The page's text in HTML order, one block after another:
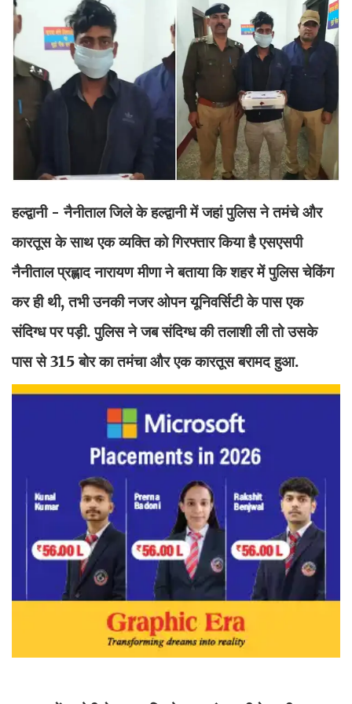
हल्द्वानी - नैनीताल जिले के हल्द्वानी में जहां पुलिस ने तमंचे और
कारतूस के साथ एक व्यक्ति को गिरफ्तार किया है एसएसपी
नैनीताल प्रह्लाद नारायण मीणा ने बताया कि शहर में पुलिस चेकिंग
कर ही थी, तभी उनकी नजर ओपन यूनिवर्सिटी के पास एक
संदिग्ध पर पड़ी. पुलिस ने जब संदिग्ध की तलाशी ली तो उसके
पास से 315 बोर का तमंचा और एक कारतूस बरामद हुआ.